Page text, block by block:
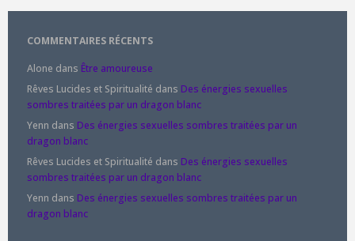
COMMENTAIRES RÉCENTS
Alone dans Être amoureuse
Rêves Lucides et Spiritualité dans Des énergies sexuelles
sombres traitées par un dragon blanc
Yenn dans Des énergies sexuelles sombres traitées par un
dragon blanc
Rêves Lucides et Spiritualité dans Des énergies sexuelles
sombres traitées par un dragon blanc
Yenn dans Des énergies sexuelles sombres traitées par un
dragon blanc